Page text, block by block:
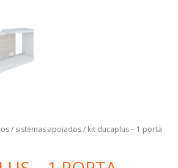
/ sistemas apoiados/ kit ducaplus – 1 porta